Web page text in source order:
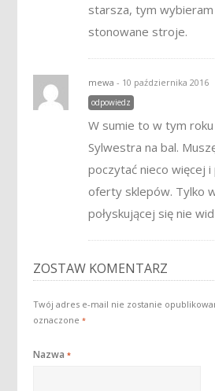
starsza, tym
stonowane stroje.
mewa - 10 października 2016
odpowiedz
W sumie to w tym roku
Sylwestra na bal.
poczytać nieco więcej
oferty sklepów. Tylko
połyskującej się nie
ZOSTAW KOMENTARZ
Twój adres e-mail nie zostanie
oznaczone*
Nazwa*